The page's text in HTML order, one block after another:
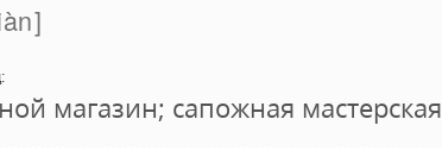
магазин; сапожная мастерская